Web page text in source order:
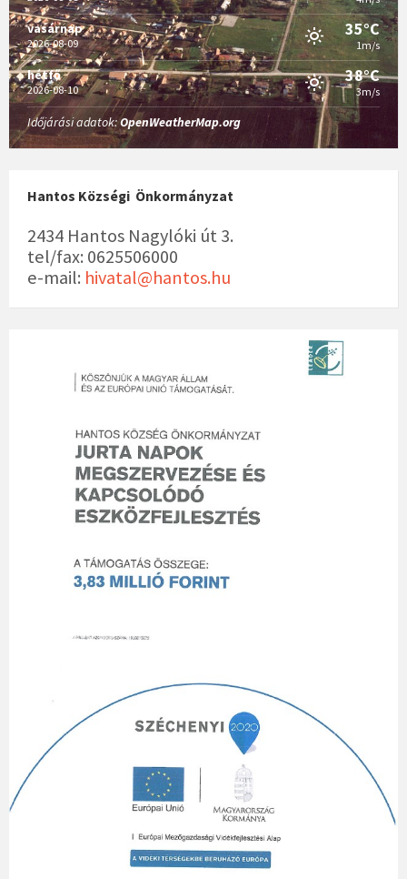
vasárnap
2026-08-09
35°C
1m/s
hétfő
2026-08-10
38°C
3m/s
Időjárási adatok:OpenWeatherMap.org
Hantos Községi Önkormányzat
2434 Hantos Nagylóki út 3.
tel/fax: 0625506000
e-mail: hivatal@hantos.hu